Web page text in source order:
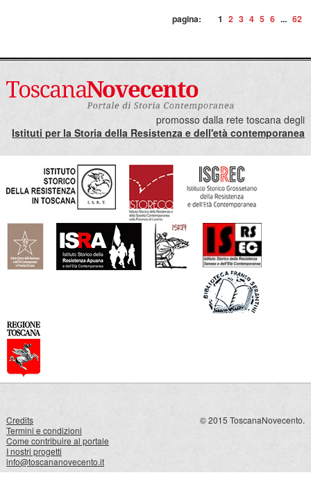
pagina: 1 2 3 4 5 6 ... 62
promosso dalla rete toscana degli
Istituti per la Storia della Resistenza e dell'età contemporanea
Credits
Termini e condizioni
Come contribuire al portale
I nostri progetti
info@toscananovecento.it
© 2015 ToscanaNovecento.